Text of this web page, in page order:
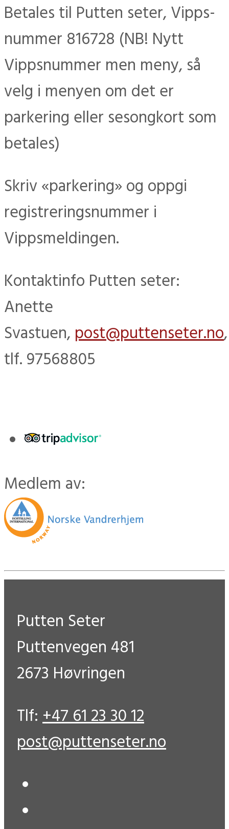
Betales til Putten seter, Vipps-
nummer 816728 (NB! Nytt
Vippsnummer men meny, så
velg i menyen om det er
parkering eller sesongkort som
betales)
Skriv «parkering» og oppgi
registreringsnummer i
Vippsmeldingen.
Kontaktinfo Putten seter:
Anette
Svastuen, post@puttenseter.no,
tlf. 97568805
Medlem av:
Putten Seter
Puttenvegen 481
2673 Høvringen
Tlf:+47 61 23 30 12
post@puttenseter.no